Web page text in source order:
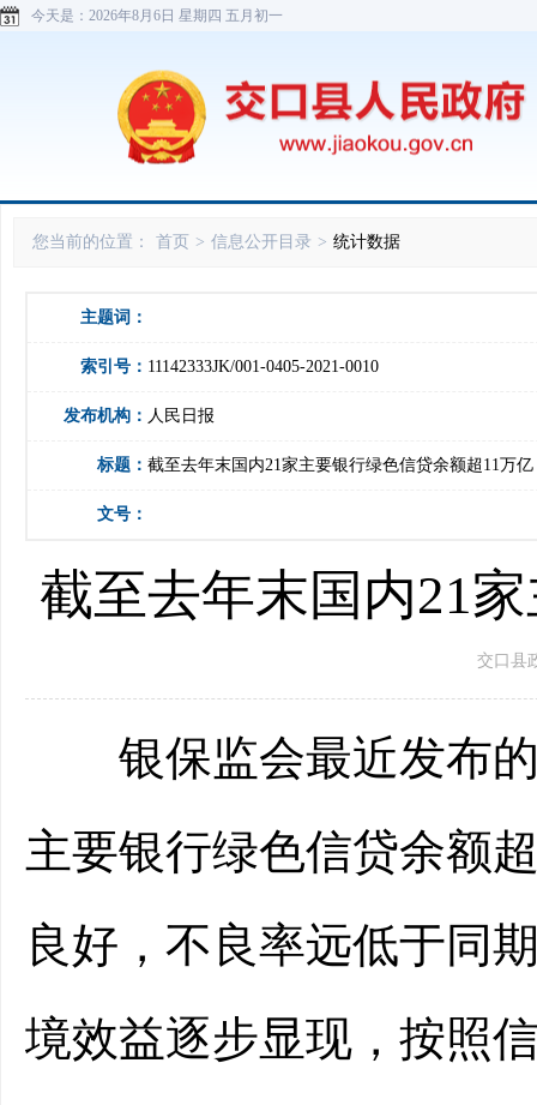
今天是： 2026年8月6日 星期四 五月初一
您当前的位置： 首页 > 信息公开目录 > 统计数据
主题词：
索引号： 11142333JK/001-0405-2021-0010
发布机构： 人民日报
标题： 截至去年末国内21家主要银行绿色信贷余额超11万亿
文号：
截至去年末国内21
交口县
银保监会最近发布的
主要银行绿色信贷余额
良好，不良率远低于同
境效益逐步显现，按照